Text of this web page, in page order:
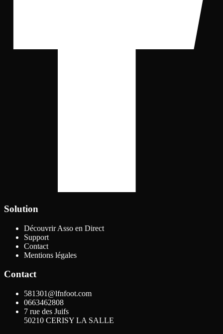
Solution
Découvrir Asso en Direct
Support
Contact
Mentions légales
Contact
581301@lfnfoot.com
0663462808
7 rue des Juifs
50210 CERISY LA SALLE